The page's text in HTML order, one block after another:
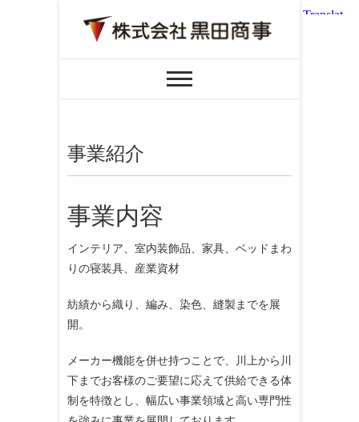
事業紹介
事業内容
インテリア、室内装飾品、家具、ベッドまわ
りの寝装具、産業資材
紡績から織り、編み、染色、縫製までを展
開。
メーカー機能を併せ持つことで、川上から川
下までお客様のご要望に応えて供給できる体
制を特徴とし、幅広い事業領域と高い専門性